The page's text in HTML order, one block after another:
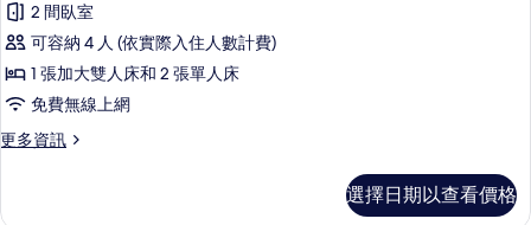
150
的
所
有
相
2 間臥室
可容納 4 人 (依實際入住人數計費)
1 張加大雙人床和 2 張單人床
免費無線上網
更多資訊
更
選擇日期以查看價格